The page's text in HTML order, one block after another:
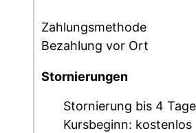
Zahlungsmethode
Bezahlung vor Ort
Stornierungen
Stornierung bis 4
Kursbeginn: kostenlos